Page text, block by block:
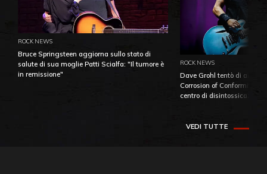
ROCK NEWS
Bruce Springsteen aggiorna sullo stato di
salute di sua moglie Patti Scialfa: "Il tumore è
in remissione"
ROCK NEWS
Dave Grohl tentò di
Corrosion of Conformity
centro di
VEDI TUTTE